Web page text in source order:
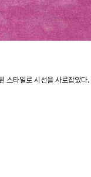
스타일로 시선을 사로잡았다.